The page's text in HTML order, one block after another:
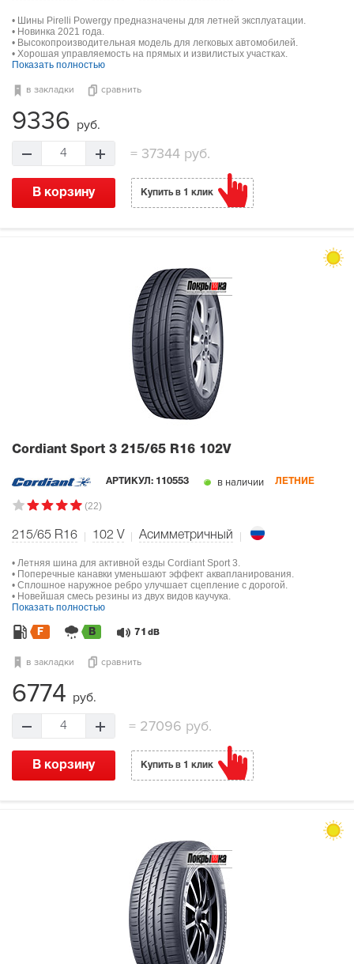
• Шины Pirelli Powergy предназначены для летней эксплуатации.
• Новинка 2021 года.
• Высокопроизводительная модель для легковых автомобилей.
• Хорошая управляемость на прямых и извилистых участках.
Показать полностью
в закладки сравнить
9336 руб.
4 = 37344 руб.
В корзину Купить в 1 клик
Cordiant Sport 3 215/65 R16 102V
АРТИКУЛ: 110553 в наличии ЛЕТНИЕ
(22)
215/65 R16 102 V Асимметричный
• Летняя шина для активной езды Cordiant Sport 3.
• Поперечные канавки уменьшают эффект аквапланирования.
• Сплошное наружное ребро улучшает сцепление с дорогой.
• Новейшая смесь резины из двух видов каучука.
Показать полностью
F B 71 dB
в закладки сравнить
6774 руб.
4 = 27096 руб.
В корзину Купить в 1 клик